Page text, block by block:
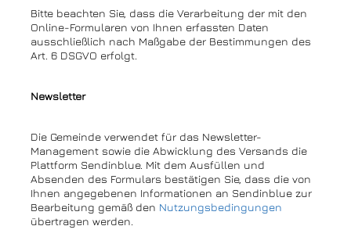
Bitte beachten Sie, dass die Verarbeitung der mit den
Online-Formularen von Ihnen erfassten Daten
ausschließlich nach Maßgabe der Bestimmungen des
Art. 6 DSGVO erfolgt.
Newsletter
Die Gemeinde verwendet für das Newsletter-
Management sowie die Abwicklung des Versands die
Plattform Sendinblue. Mit dem Ausfüllen und
Absenden des Formulars bestätigen Sie, dass die von
Ihnen angegebenen Informationen an Sendinblue zur
Bearbeitung gemäß den Nutzungsbedingungen
übertragen werden.